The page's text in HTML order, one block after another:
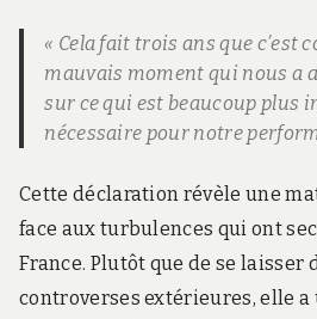
« Cela fait trois ans que c’est
mauvais moment qui nous a
sur ce qui est beaucoup plus
nécessaire pour notre
Cette déclaration révèle une
face aux turbulences qui ont
France. Plutôt que de se
controverses extérieures, elle